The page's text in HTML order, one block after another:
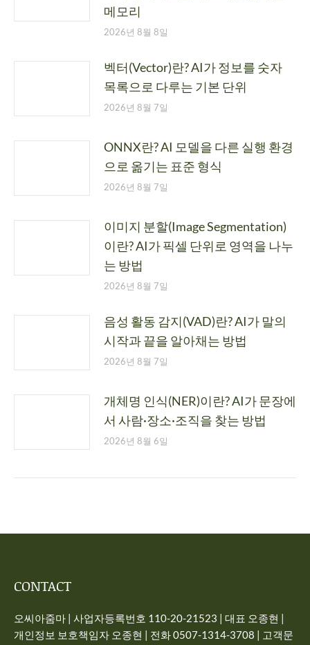
메모리
2026년 8월 8일
벡터(Vector)란? AI가 정보를 숫자
목록으로 다루는 기본 단위
2026년 8월 7일
ONNX란? AI 모델을 다른 실행 환경
으로 옮기는 표준 형식
2026년 8월 7일
이미지 분할(Image Segmentation)
이란? AI가 픽셀 단위로 영역을 나누
는 방법
2026년 8월 7일
음성 활동 감지(VAD)란? AI가 말의
시작과 끝을 알아채는 방법
2026년 8월 7일
개체명 인식(NER)이란? AI가 문장에
서 사람·장소·조직을 찾는 방법
2026년 8월 6일
CONTACT
오씨아줌마 | 사업자등록번호 110-20-21523 | 대표 오종현 |
개인정보 보호책임자 오종현 | 전화 0507-1314-3708 | 고객문